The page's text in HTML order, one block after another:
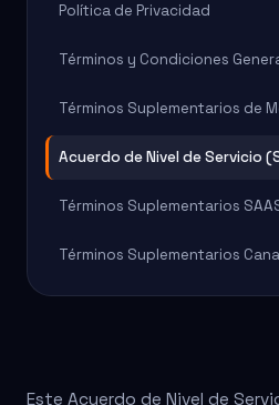
Política de Privacidad
Términos y Condiciones
Términos Suplementarios de
Acuerdo de Nivel de Servicio
Términos Suplementarios
Términos Suplementarios
Este Acuerdo de Nivel de